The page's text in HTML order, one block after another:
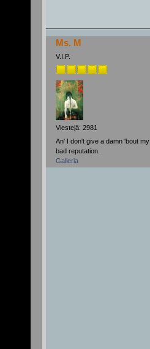
Ms. M
V.I.P.
Viestejä: 2981
An' I don't give a damn 'bout my
bad reputation.
Galleria